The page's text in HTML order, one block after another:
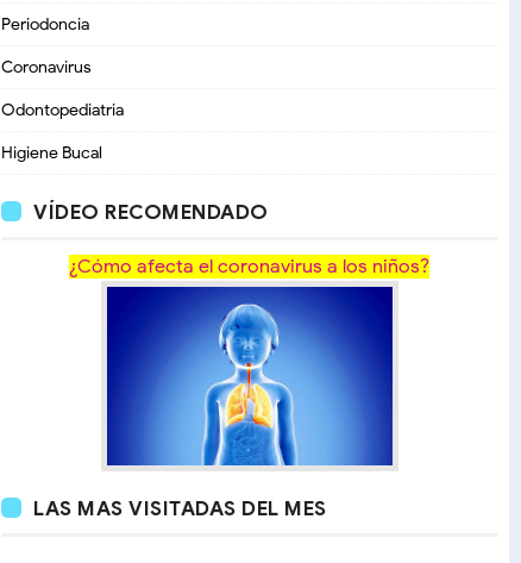
Periodoncia
Coronavirus
Odontopediatria
Higiene Bucal
VÍDEO RECOMENDADO
¿Cómo afecta el coronavirus a los niños?
LAS MAS VISITADAS DEL MES